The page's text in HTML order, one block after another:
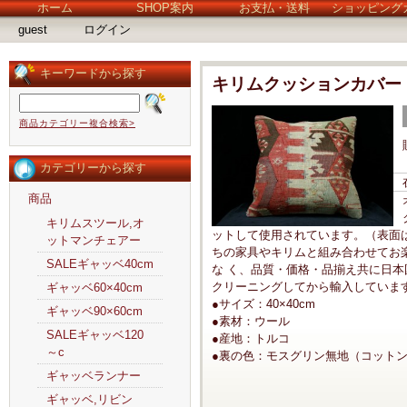
ホーム SHOP案内 お支払・送料
ショッピング
guest
ログイン
キーワードから探す
商品カテゴリー複合検索>
カテゴリーから探す
商品
キリムスツール,オ
ットマンチェアー
SALEギャッベ40cm
ギャッベ60×40cm
ギャッベ90×60cm
SALEギャッベ120
～c
ギャッベランナー
ギャッベ,リビン
キリムクッションカバー
ットして使用されています。（表
ちの家具やキリムと組み合わせて
な く、品質・価格・品揃え共に日
クリーニングしてから輸入していま
●サイズ：40×40cm
●素材：ウール
●産地：トルコ
●裏の色：モスグリン無地（コット